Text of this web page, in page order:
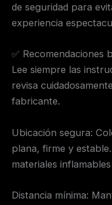
de seguridad para
experiencia
✅ Recomendaciones
Lee siempre las
revisa
fabricante.
Ubicación segura:
plana, firme y
materiales
Distancia mínima: